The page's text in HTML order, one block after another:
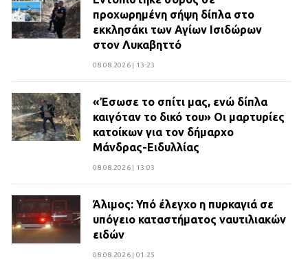
προχωρημένη σήψη δίπλα στο
εκκλησάκι των Αγίων Ισιδώρων
στον Λυκαβηττό
08.08.2026 | 13:23
«Έσωσε το σπίτι μας, ενώ δίπλα
καιγόταν το δικό του» Οι μαρτυρίες
κατοίκων για τον δήμαρχο
Μάνδρας-Ειδυλλίας
08.08.2026 | 13:03
Άλιμος: Υπό έλεγχο η πυρκαγιά σε
υπόγειο καταστήματος ναυτιλιακών
ειδών
08.08.2026 | 01:25